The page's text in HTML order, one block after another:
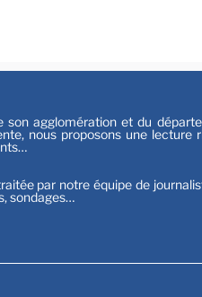
agglomération et du
nous proposons une lecture
par notre équipe de
sondages…